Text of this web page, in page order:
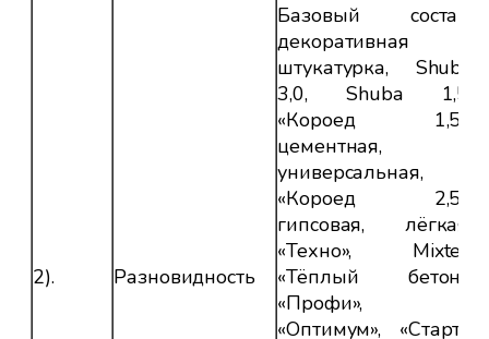
2). Разновидность
Базовый состав,
декоративная
штукатурка, Shuba
3,0, Shuba 1,5,
«Короед 1,5»,
цементная,
универсальная,
«Короед 2,5»,
гипсовая, лёгкая,
«Техно», Mixter,
«Тёплый бетон»,
«Профи»,
«Оптимум», «Старт»,